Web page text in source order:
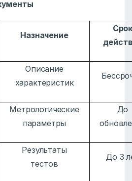
Назначение
Описание
характеристик
Метрологические
параметры
До
Результаты
тестов
До 3